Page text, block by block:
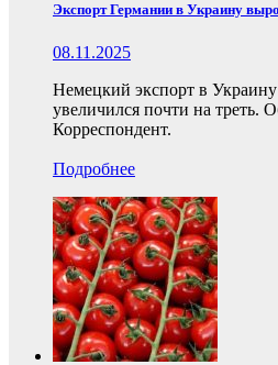
Экспорт Германии в Украину
08.11.2025
Немецкий экспорт в
увеличился почти на треть.
Корреспондент.
Подробнее